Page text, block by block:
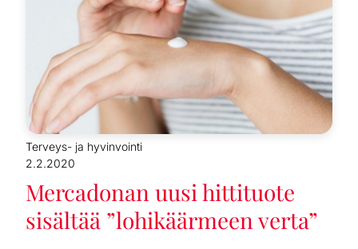
Terveys- ja hyvinvointi
2.2.2020
Mercadonan uusi hittituote
sisältää ”lohikäärmeen verta”